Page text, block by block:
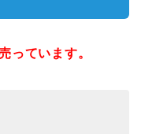
っています。